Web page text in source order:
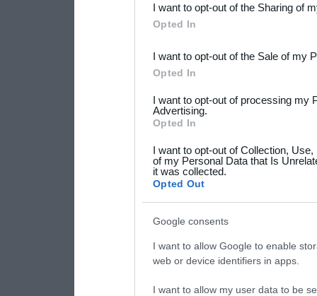
Downstream Participants
third parties.
Please note that this
not limited to your visit or
your data for below
consent section.
I want to opt-out of the Sharing of
Opted In
I want to opt-out of the Sale of my
Opted In
I want to opt-out of processing my
Advertising.
Opted In
I want to opt-out of Collection,
of my Personal Data that Is
it was collected.
Opted Out
Google consents
I want to allow Google to enable
web or device identifiers in apps.
I want to allow my user data to be